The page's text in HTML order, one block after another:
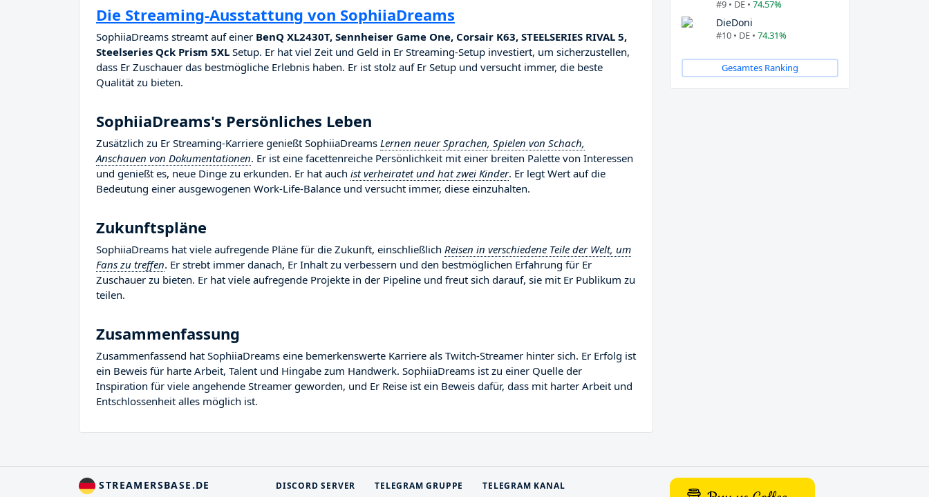
Die Streaming-Ausstattung von SophiiaDreams
SophiiaDreams streamt auf einer BenQ XL2430T, Sennheiser Game One, Corsair K63, STEELSERIES RIVAL 5,
Steelseries Qck Prism 5XL Setup. Er hat viel Zeit und Geld in Er Streaming-Setup investiert, um sicherzustellen,
dass Er Zuschauer das bestmögliche Erlebnis haben. Er ist stolz auf Er Setup und versucht immer, die beste
Qualität zu bieten.
SophiiaDreams's Persönliches Leben
Zusätzlich zu Er Streaming-Karriere genießt SophiiaDreams Lernen neuer Sprachen, Spielen von Schach,
Anschauen von Dokumentationen. Er ist eine facettenreiche Persönlichkeit mit einer breiten Palette von Interessen
und genießt es, neue Dinge zu erkunden. Er hat auch ist verheiratet und hat zwei Kinder. Er legt Wert auf die
Bedeutung einer ausgewogenen Work-Life-Balance und versucht immer, diese einzuhalten.
Zukunftspläne
SophiiaDreams hat viele aufregende Pläne für die Zukunft, einschließlich Reisen in verschiedene Teile der Welt, um
Fans zu treffen. Er strebt immer danach, Er Inhalt zu verbessern und den bestmöglichen Erfahrung für Er
Zuschauer zu bieten. Er hat viele aufregende Projekte in der Pipeline und freut sich darauf, sie mit Er Publikum zu
teilen.
Zusammenfassung
Zusammenfassend hat SophiiaDreams eine bemerkenswerte Karriere als Twitch-Streamer hinter sich. Er Erfolg ist
ein Beweis für harte Arbeit, Talent und Hingabe zum Handwerk. SophiiaDreams ist zu einer Quelle der
Inspiration für viele angehende Streamer geworden, und Er Reise ist ein Beweis dafür, dass mit harter Arbeit und
Entschlossenheit alles möglich ist.
#9 • DE • 74.57%
DieDoni
#10 • DE • 74.31%
Gesamtes Ranking
STREAMERSBASE.DE DISCORD SERVER TELEGRAM GRUPPE TELEGRAM KANAL